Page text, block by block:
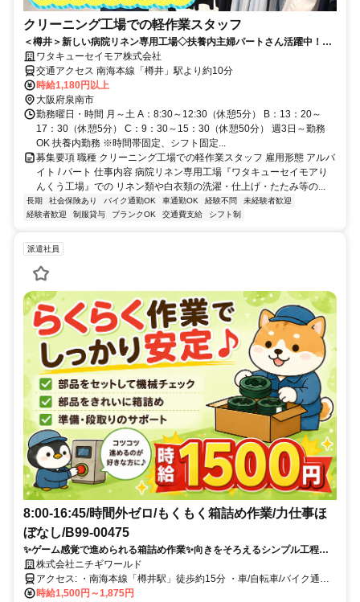
クリーニング工場での軽作業スタッフ
＜樽井＞新しい病院リネン専用工場◇扶養内主婦パートさん活躍中！選
べる時間帯◇未経験・ブランク歓迎
ワタキューセイモア株式会社
交通アクセス 南海本線「樽井」駅より約10分
時給1,180円以上
大阪府泉南市
勤務曜日・時間 月～土 A：8:30～12:30（休憩5分） B：13：20～
17：30（休憩5分） C：9：30～15：30（休憩50分） 週3日～勤務
OK 扶養内勤務 ※時間帯固定、シフト固定...
募集要項 職種 クリーニング工場での軽作業スタッフ 雇用形態 アルバ
イト / パート 仕事内容 病院リネン専用工場『ワタキューセイモアり
んくう工場』での リネン類や白衣類の洗濯・仕上げ・たたみ等の...
長期 社会保険あり バイク通勤OK 車通勤OK 経験不問
未経験者歓迎
経験者歓迎
制服貸与 ブランクOK 交通費支給 シフト制
派遣社員
8:00-16:45/時間外ゼロ/もくもく箱詰め作業/力仕事ほ
ぼなし/B99-00475
✨ゲーム感覚で進められる箱詰め作業✨向きをそろえるシンプル工程で
コツコツ集中！未経験からでも挑戦しやすいお仕事です！
株式会社ニチギワールド
アクセス: ・南海本線「樽井駅」徒歩約15分 ・車/自転車/バイク通勤
可 ・無料駐車・駐輪場あり（規定あり）
時給1,500円～1,875円